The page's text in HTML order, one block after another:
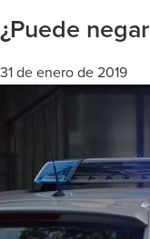
¿Puede
31 de enero de 2019